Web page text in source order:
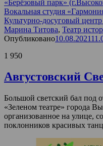
«Берёзовый парк»
Вокальная студия
Культурно-досуговый
Марина Титова, Театр
Опубликовано10.08.2021
1 950
Августовский
Большой светский бал под
«Зеленом театре» города
организованное на улице,
поклонников красивых